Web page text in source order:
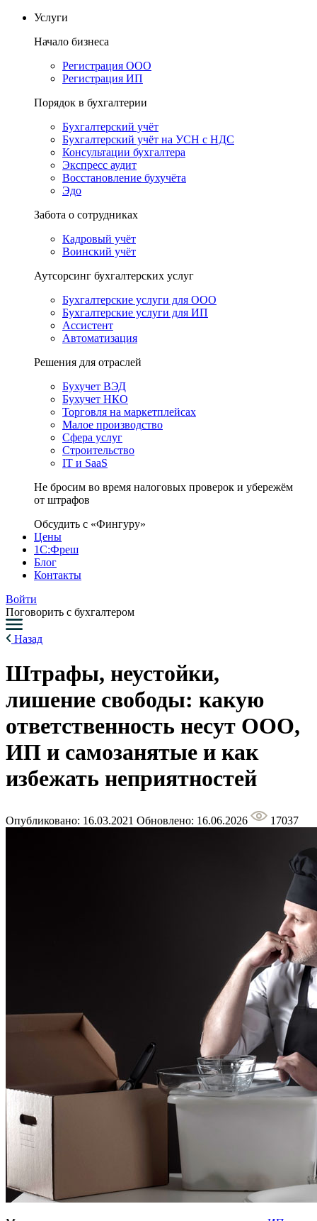
Услуги
Начало бизнеса
Регистрация ООО
Регистрация ИП
Порядок в бухгалтерии
Бухгалтерский учёт
Бухгалтерский учёт на УСН с НДС
Консультации бухгалтера
Экспресс аудит
Восстановление бухучёта
Эдо
Забота о сотрудниках
Кадровый учёт
Воинский учёт
Аутсорсинг бухгалтерских услуг
Бухгалтерские услуги для ООО
Бухгалтерские услуги для ИП
Ассистент
Автоматизация
Решения для отраслей
Бухучет ВЭД
Бухучет НКО
Торговля на маркетплейсах
Малое производство
Сфера услуг
Строительство
IT и SaaS
Не бросим во время налоговых проверок и убережём
от штрафов
Обсудить с «Фингуру»
Цены
1С:Фреш
Блог
Контакты
Войти
Поговорить с бухгалтером
Назад
Штрафы, неустойки,
лишение свободы: какую
ответственность несут ООО,
ИП и самозанятые и как
избежать неприятностей
Опубликовано: 16.03.2021 Обновлено: 16.06.2026 17037